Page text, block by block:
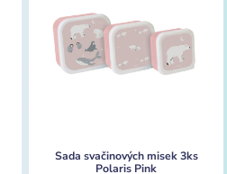
Sada svačinových misek 3ks
Polaris Pink